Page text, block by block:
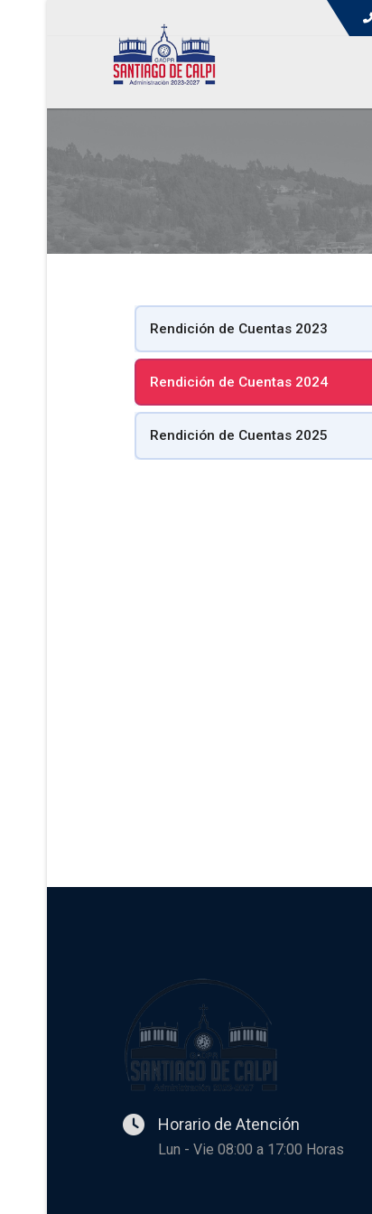
Rendición de Cuentas 2023
Rendición de Cuentas 2024
Rendición de Cuentas 2025
Horario de Atención
Lun - Vie 08:00 a 17:00 Horas